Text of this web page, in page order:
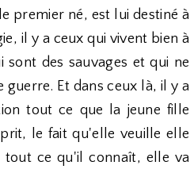
premier né, est lui destiné à
il y a ceux qui vivent bien à
des sauvages et qui ne
Et dans ceux là, il y a
tout ce que la jeune fille
le fait qu'elle veuille elle
ce qu'il connaît, elle va